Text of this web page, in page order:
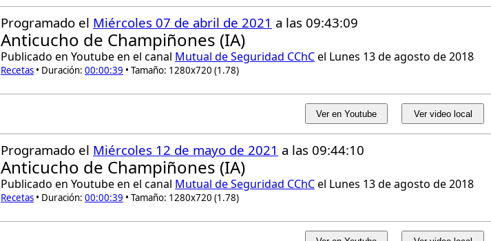
Programado el Miércoles 07 de abril de 2021 a las 09:43:09
Anticucho de Champiñones (IA)
Publicado en Youtube en el canal Mutual de Seguridad CChCel Lunes 13 de agosto de 2018
Recetas • Duración: 00:00:39 • Tamaño: 1280x720 (1.78)
Ver video local
Ver en Youtube
Programado el Miércoles 12 de mayo de 2021 a las 09:44:10
Anticucho de Champiñones (IA)
Publicado en Youtube en el canal Mutual de Seguridad CChCel Lunes 13 de agosto de 2018
Recetas • Duración: 00:00:39 • Tamaño: 1280x720 (1.78)